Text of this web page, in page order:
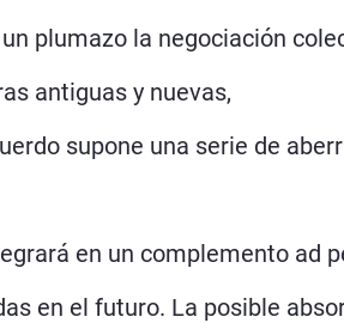
plumazo la negociación
antiguas y nuevas,
supone una serie de
en un complemento ad
en el futuro. La posible